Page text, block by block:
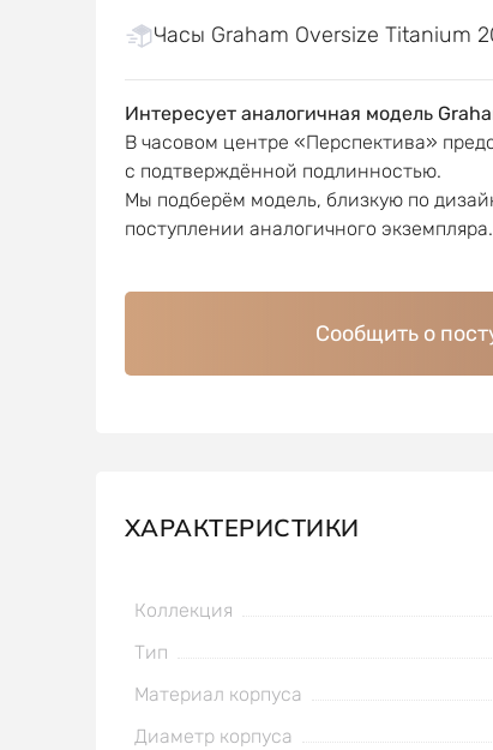
Часы Graham Oversize Titanium
Интересует аналогичная модель
В часовом центре «Перспектива»
с подтверждённой подлинностью.
Мы подберём модель, близкую по
поступлении аналогичного экземпляра.
Сообщить о
ХАРАКТЕРИСТИКИ
Коллекция
Тип
Материал корпуса
Диаметр корпуса